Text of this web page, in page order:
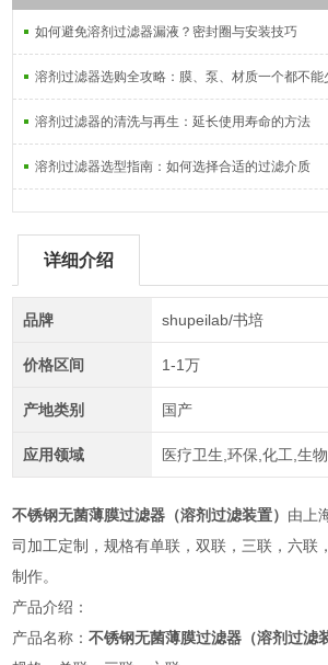
如何避免溶剂过滤器漏液？密封圈与安装技巧
溶剂过滤器选购全攻略：膜、泵、材质一个都不能
溶剂过滤器的清洗与再生：延长使用寿命的方法
溶剂过滤器选型指南：如何选择合适的过滤介质
详细介绍
品牌 shupeilab/书培
价格区间 1-1万
产地类别 国产
应用领域 医疗卫生,环保,化工,生
不锈钢无菌薄膜过滤器（溶剂过滤装置） 由上
司加工定制，规格有单联，双联，三联，六联
制作。
产品介绍：
产品名称：不锈钢无菌薄膜过滤器（溶剂过滤